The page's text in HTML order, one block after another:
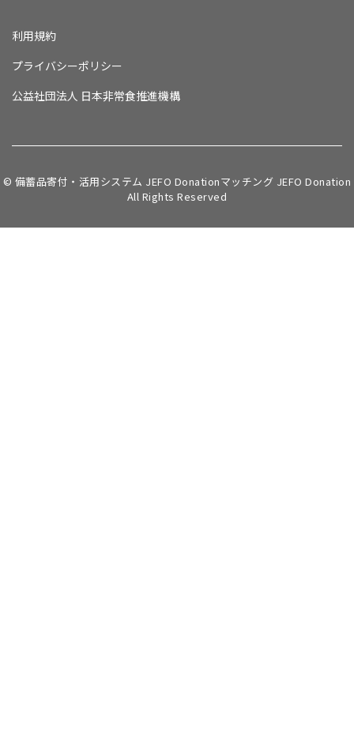
利用規約
プライバシーポリシー
公益社団法人 日本非常食推進機構
© 備蓄品寄付・活用システム JEFO Donationマッチング JEFO Donation
All Rights Reserved